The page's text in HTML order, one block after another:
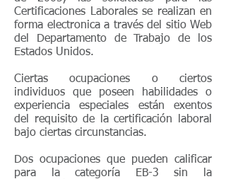
Certificaciones Laborales se realizan en
forma electronica a través del sitio Web
del Departamento de Trabajo de los
Estados Unidos.
Ciertas ocupaciones o ciertos
individuos que poseen habilidades o
experiencia especiales están exentos
del requisito de la certificación laboral
bajo ciertas circunstancias.
Dos ocupaciones que pueden calificar
para la categoría EB-3 sin la